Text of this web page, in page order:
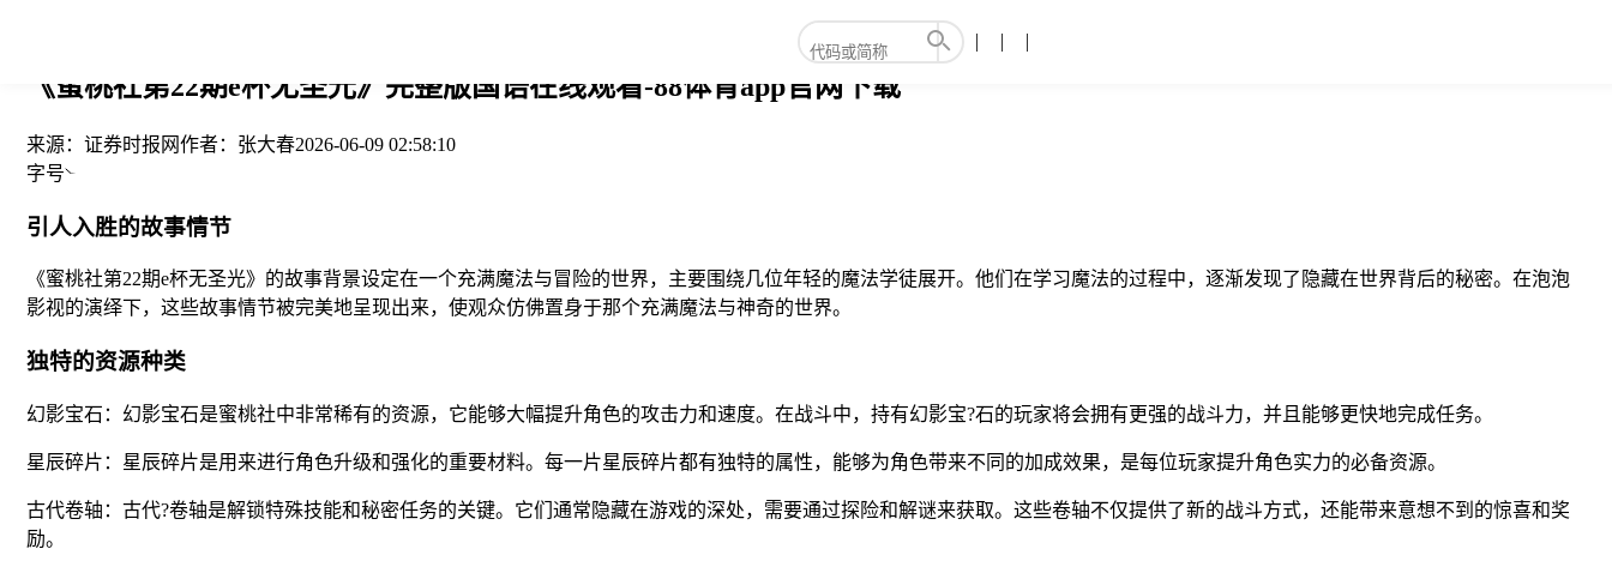
《蜜桃社第22期e杯无圣光》完整版国语在线观看-88体育app官网下载
来源： 证券时报网作者： 张大春2026-06-09 02:58:10
字号
引人入胜的故事情节
《蜜桃社第22期e杯无圣光》的故事背景设定在一个充满魔法与冒险的世界，主要围绕几位年轻的魔法学徒展开。他们在学习魔法的过程中，逐渐发现了隐藏在世界背后的秘密。在泡泡
影视的演绎下，这些故事情节被完美地呈现出来，使观众仿佛置身于那个充满魔法与神奇的世界。
独特的资源种类
幻影宝石：幻影宝石是蜜桃社中非常稀有的资源，它能够大幅提升角色的攻击力和速度。在战斗中，持有幻影宝?石的玩家将会拥有更强的战斗力，并且能够更快地完成任务。
星辰碎片：星辰碎片是用来进行角色升级和强化的重要材料。每一片星辰碎片都有独特的属性，能够为角色带来不同的加成效果，是每位玩家提升角色实力的必备资源。
古代卷轴：古代?卷轴是解锁特殊技能和秘密任务的关键。它们通常隐藏在游戏的深处，需要通过探险和解谜来获取。这些卷轴不仅提供了新的战斗方式，还能带来意想不到的惊喜和奖
励。